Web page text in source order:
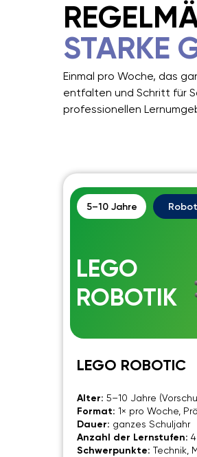
STARKE
Einmal pro Woche, das
entfalten und Schritt für
professionellen
Alter: 5–10 Jahre
Format: 1× pro Woche,
Dauer: ganzes Schuljahr
Anzahl der Lernstufen:
Schwerpunkte: Technik,
LEGO ROBOTIC
LEGO
ROBOTIK
5–10 Jahre